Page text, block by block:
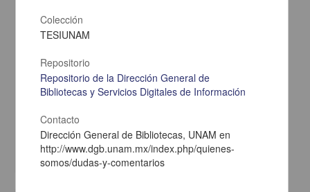
Carta de Zeferino Pérez, el general Antonio Rábago se encuentra
en la ranchería de Samalayuca
[sin fecha]
Multidisciplina
Colección
TESIUNAM
Repositorio
Repositorio de la Dirección General de
Bibliotecas y Servicios Digitales de Información
Contacto
Dirección General de Bibliotecas, UNAM en
http://www.dgb.unam.mx/index.php/quienes-
somos/dudas-y-comentarios